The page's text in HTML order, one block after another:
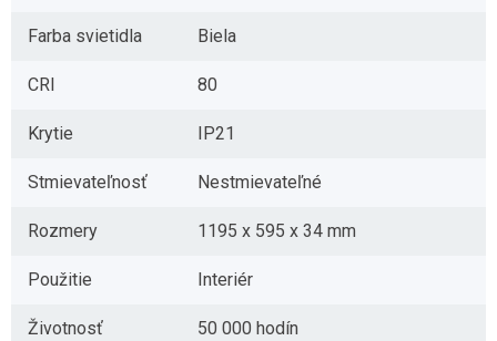
Farba svietidla Biela
CRI 80
Krytie IP21
Stmievateľnosť Nestmievateľné
Rozmery 1195 x 595 x 34 mm
Použitie Interiér
Životnosť 50 000 hodín